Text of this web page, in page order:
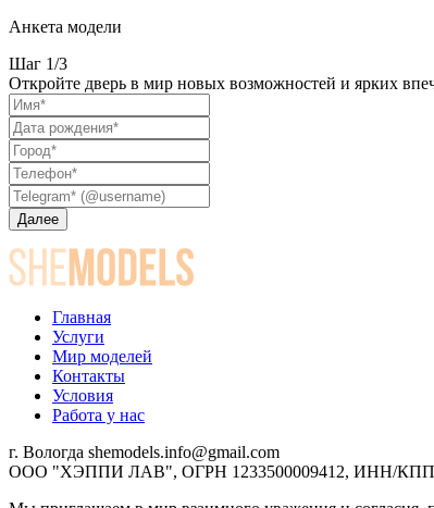
Анкета модели
Шаг 1/3
Откройте дверь в мир новых возможностей и ярких
Далее
Главная
Услуги
Мир моделей
Контакты
Условия
Работа у нас
г. Вологда shemodels.info@gmail.com
ООО "ХЭППИ ЛАВ", ОГРН 1233500009412, ИНН/КПП